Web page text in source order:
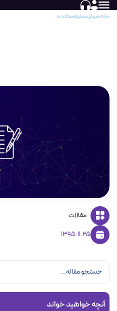
خانه مرکز محتوا مقالات
مقالات
1395.11.25
آنچه خواهید خواند